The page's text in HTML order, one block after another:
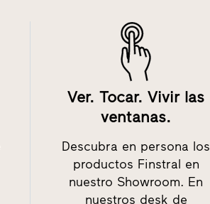
Ver. Tocar. Vivir las
ventanas.
Descubra en persona los
productos Finstral en
nuestro Showroom. En
nuestros desk de